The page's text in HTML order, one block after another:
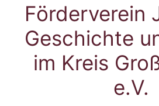
Förderverein
Geschichte
im Kreis
e.V.